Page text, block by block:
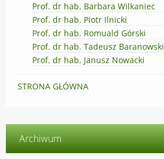
Prof. dr hab. Barbara Wilkaniec
Prof. dr hab. Piotr Ilnicki
Prof. dr hab. Romuald Górski
Prof. dr hab. Tadeusz Baranowski
Prof. dr hab. Janusz Nowacki
STRONA GŁÓWNA
Archiwum